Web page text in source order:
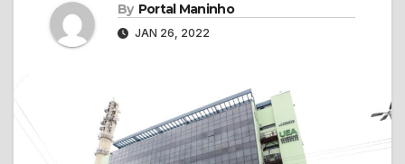
By Portal Maninho
JAN 26, 2022